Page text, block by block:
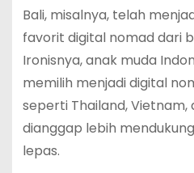
Bali, misalnya, telah
favorit digital nomad dari
Ironisnya, anak muda
memilih menjadi digital
seperti Thailand, Vietnam,
dianggap lebih
lepas.